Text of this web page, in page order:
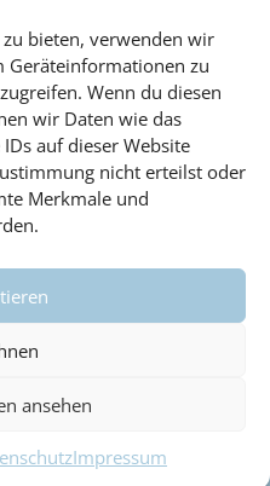
bieten, verwenden wir
Geräteinformationen zu
Wenn du diesen
wir Daten wie das
auf dieser Website
nicht erteilst oder
Merkmale und
ansehen
Impressum